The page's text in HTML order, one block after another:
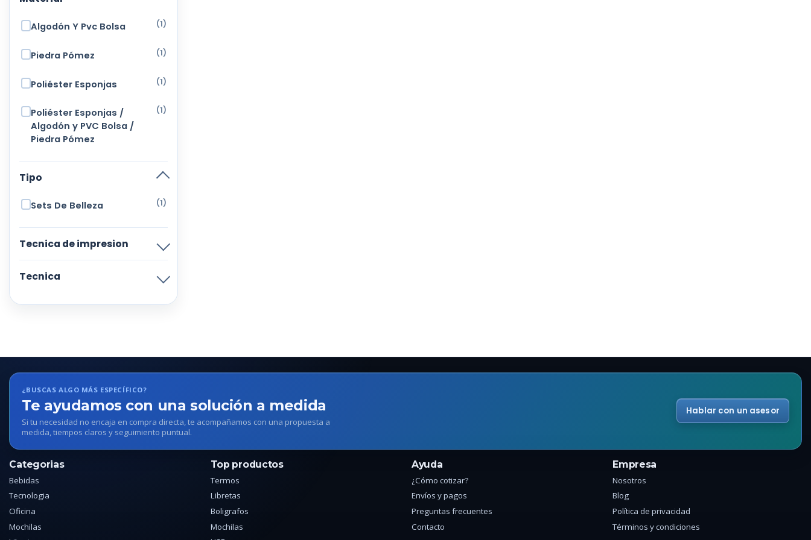
Algodón Y Pvc Bolsa (1)
Piedra Pómez (1)
Poliéster Esponjas (1)
Poliéster Esponjas /
Algodón y PVC Bolsa /
Piedra Pómez
(1)
Tipo
Sets De Belleza (1)
Tecnica de impresion
Tecnica
¿BUSCAS ALGO MÁS ESPECÍFICO?
Te ayudamos con una solución a medida
Si tu necesidad no encaja en compra directa, te acompañamos con una propuesta a
medida, tiempos claros y seguimiento puntual.
Hablar con un asesor
Categorias
Bebidas
Tecnologia
Oficina
Mochilas
Top productos
Termos
Libretas
Boligrafos
Mochilas
Ayuda
¿Cómo cotizar?
Envíos y pagos
Preguntas frecuentes
Contacto
Empresa
Nosotros
Blog
Política de privacidad
Términos y condiciones